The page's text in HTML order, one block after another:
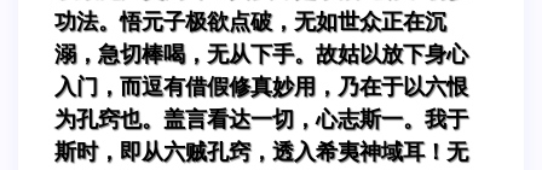
功法。悟元子极欲点破，无如世众正在沉
溺，急切棒喝，无从下手。故姑以放下身心
入门，而逗有借假修真妙用，乃在于以六恨
为孔窍也。盖言看达一切，心志斯一。我于
斯时，即从六贼孔窍，透入希夷神域耳！无